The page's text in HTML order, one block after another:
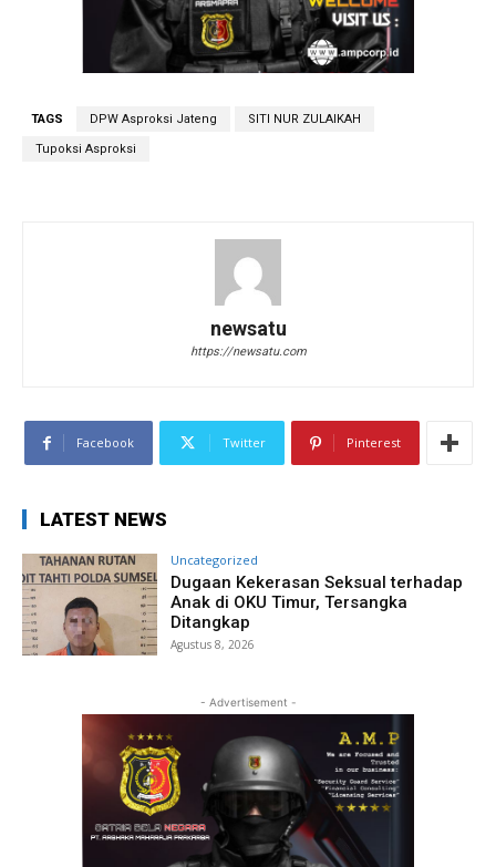
TAGS DPW Asproksi Jateng SITI NUR ZULAIKAH
Tupoksi Asproksi
newsatu
https://newsatu.com
Facebook Twitter Pinterest
LATEST NEWS
Uncategorized
Dugaan Kekerasan Seksual terhadap
Anak di OKU Timur, Tersangka
Ditangkap
Agustus 8, 2026
- Advertisement -